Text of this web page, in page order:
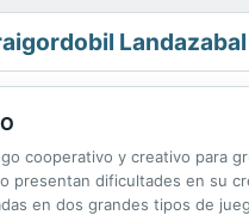
Landazabal
cooperativo y creativo para
presentan dificultades en su
en dos grandes tipos de